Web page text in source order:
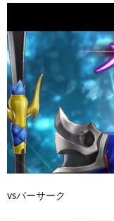
vsバーサーク